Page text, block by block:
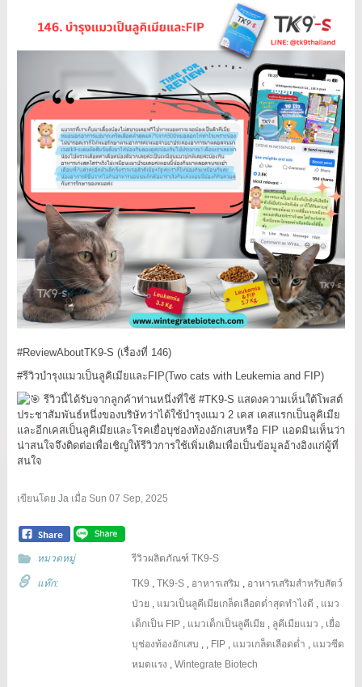
#ReviewAboutTK9-S (เรื่องที่ 146)
#รีวิวบำรุงแมวเป็นลูคิเมียและFIP(Two cats with Leukemia and FIP)
รีวิวนี้ได้รับจากลูกค้าท่านหนึ่งที่ใช้ #TK9-S แสดงความเห็นใต้โพสต์
ประชาสัมพันธ์หนึ่งของบริษัทว่าได้ใช้บำรุงแมว 2 เคส เคสแรกเป็นลูคิเมีย
และอีกเคสเป็นลูคิเมียและโรคเยื่อบุช่องท้องอักเสบหรือ FIP แอดมินเห็นว่า
น่าสนใจจึงติดต่อเพื่อเชิญให้รีวิวการใช้เพิ่มเติมเพื่อเป็นข้อมูลอ้างอิงแก่ผู้ที่
สนใจ
เขียนโดย Jaเมื่อ Sun 07 Sep, 2025
หมวดหมู่ รีวิวผลิตภัณฑ์ TK9-S
แท๊ก: TK9 ,TK9-S , อาหารเสริม , อาหารเสริมสำหรับสัตว์
ป่วย , แมวเป็นลูคีเมียเกล็ดเลือดต่ำสุดทำไงดี , แมว
เด็กเป็น FIP , แมวเด็กเป็นลูคีเมีย , ลูคีเมียแมว , เยื่อ
บุช่องท้องอักเสบ , , FIP , แมวเกล็ดเลือดต่ำ , แมวซีด
หมดแรง ,Wintegrate Biotech